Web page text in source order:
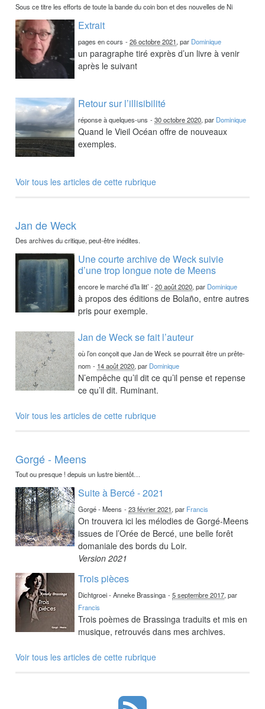
Sous ce titre les efforts de toute la bande du coin bon et des nouvelles de Ni
Extrait
pages en cours -26 octobre 2021, par Dominique
un paragraphe tiré exprès d’un livre à venir
après le suivant
Retour sur l’illisibilité
réponse à quelques-uns -30 octobre 2020, par Dominique
Quand le Vieil Océan offre de nouveaux
exemples.
Voir tous les articles de cette rubrique
Jan de Weck
Des archives du critique, peut-être inédites.
Une courte archive de Weck suivie
d’une trop longue note de Meens
encore le marché d’la litt’ -20 août 2020, par Dominique
à propos des éditions de Bolaño, entre autres
pris pour exemple.
Jan de Weck se fait l’auteur
où l’on conçoit que Jan de Weck se pourrait être un prête-
nom - 14 août 2020, par Dominique
N’empêche qu’il dit ce qu’il pense et repense
ce qu’il dit. Ruminant.
Voir tous les articles de cette rubrique
Gorgé - Meens
Tout ou presque ! depuis un lustre bientôt…
Suite à Bercé - 2021
Gorgé - Meens -23 février 2021, par Francis
On trouvera ici les mélodies de Gorgé-Meens
issues de l’Orée de Bercé, une belle forêt
domaniale des bords du Loir.
Version 2021
Trois pièces
Dichtgroei - Anneke Brassinga -5 septembre 2017, par
Francis
Trois poèmes de Brassinga traduits et mis en
musique, retrouvés dans mes archives.
Voir tous les articles de cette rubrique